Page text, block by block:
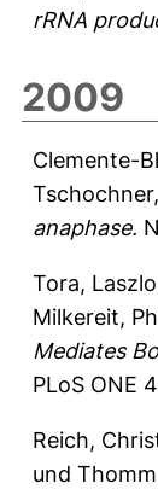
rRNA
2009
Clemente-
anaphase.
Tora, Laszlo
Milkereit,
Mediates
PLoS ONE
Reich,
und